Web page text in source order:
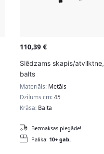
110,39€
Slēdzams skapis/atvilktne,
balts
Materiāls: Metāls
Dziļums cm:45
Krāsa: Balta
Palika: 10+ gab.
Bezmaksas piegāde!